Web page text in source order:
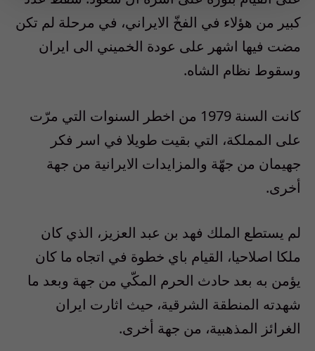
كبير من هؤلاء في الفخّ الايراني، في مرحلة لم تكن
مضت فيها اشهر على عودة الخميني الى ايران
وسقوط نظام الشاه.
كانت السنة 1979 من اخطر السنوات التي مرّت
على المملكة، التي بقيت طويلا في اسر فكر
جهيمان من جهّة والمزايدات الايرانية من جهة
أخرى.
لم يستطع الملك فهد بن عبد العزيز، الذي كان
ملكا اصلاحيا، القيام باي خطوة في اتجاه ما كان
يؤمن به بعد حادث الحرم المكّي من جهة وبعد ما
شهدته المنطقة الشرقية، حيث اثارت ايران
الغرائز المذهبية، من جهة أخرى.